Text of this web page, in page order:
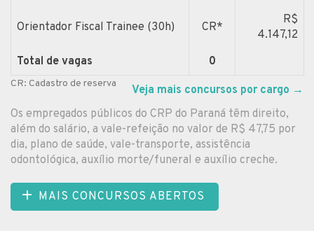
Orientador Fiscal Trainee (30h) CR*
R$
4.147,12
Total de vagas
0
CR: Cadastro de reserva Veja mais concursos por cargo →
Os empregados públicos do CRP do Paraná têm direito,
além do salário, a vale-refeição no valor de R$ 47,75 por
dia, plano de saúde, vale-transporte, assistência
odontológica, auxílio morte/funeral e auxílio creche.
MAIS CONCURSOS ABERTOS